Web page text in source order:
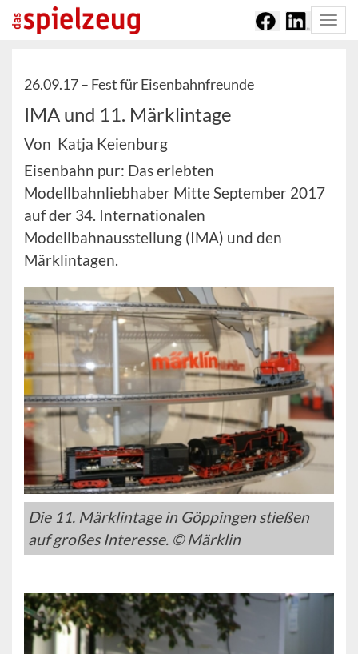
26.09.17 – Fest für Eisenbahnfreunde
IMA und 11. Märklintage
Von Katja Keienburg
Eisenbahn pur: Das erlebten
Modellbahnliebhaber Mitte September 2017
auf der 34. Internationalen
Modellbahnausstellung (IMA) und den
Märklintagen.
Die 11. Märklintage in Göppingen stießen
auf großes Interesse. © Märklin